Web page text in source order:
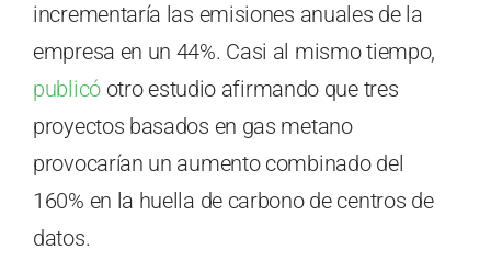
incrementaría las emisiones anuales de la
empresa en un 44%. Casi al mismo tiempo,
publicóotro estudio afirmando que tres
proyectos basados en gas metano
provocarían un aumento combinado del
160% en la huella de carbono de centros de
datos.